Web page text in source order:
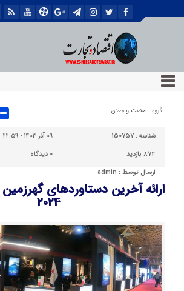
گروه : صنعت و معدن
شناسه : 150757
۰۹ آذر ۱۴۰۳ - ۲۲:۵۹
874 بازدید
0 دیدگاه
ارسال توسط : admin
ارائه آخرین دستاوردهای گهرزمین
۲۰۲۴